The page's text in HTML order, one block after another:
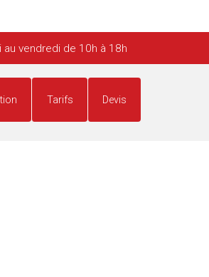
vendredi de 10h à 18h
Tarifs Devis